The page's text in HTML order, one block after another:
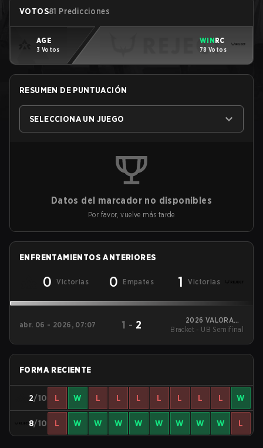
VOTOS81 Predicciones
AGE
3 Votos
WINRC
78 Votos
RESUMEN DE PUNTUACIÓN
SELECCIONA UN JUEGO
Datos del marcador no disponibles
Por favor, vuelve más tarde
ENFRENTAMIENTOS ANTERIORES
0 Victorias 0 Empates 1 Victorias
abr. 06 - 2026, 07:07 1 - 2
2026 VALORANT
Challengers Japan
Bracket - UB Semifinal
FORMA RECIENTE
2/10 L W L L L L L L L W
8/10 L W W W W W W W W L